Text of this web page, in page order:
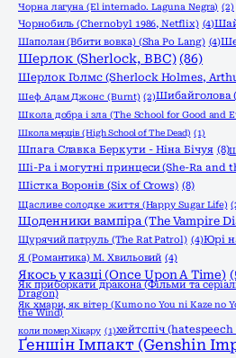
Чорна лагуна (El internado. Laguna Negra) (2)
Чорнобиль (Chernobyl 1986, Netflix) (4)
Шаполан (Вбити вовка) (Sha Po Lang) (4)
Шерлок (Sherlock, ВВС) (86)
Шерлок Голмс (Sherlock Holmes,
Шеф Адам Джонс (Burnt) (2)Шибайголова
Школа добра і зла (The School for Good and
Школа мерців (High School of The Dead) (1)
Шпага Славка Беркути - Ніна Бічуя (8)
Ші-Ра і могутні принцеси (She-Ra and
Шістка Воронів (Six of Crows) (8)
Щасливе солодке життя (Happy Sugar Life)
Щоденники вампіра (The Vampire
Щурячий патруль (The Rat Patrol) (4)Юрі
Я (Романтика) М. Хвильовий (4)
Якось у казці (Once Upon A Time)
Як приборкати дракона (Фільми та
Dragon)
Як хмари, як вітер (Kumo no You ni Kaze no
the Wind)
коли помер Хікару (1)хейтспіч
Ґеншін Імпакт (Genshin